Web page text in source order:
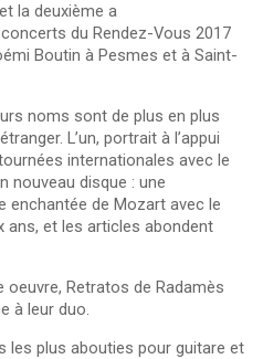
la deuxième a
du Rendez-Vous 2017
Boutin à Pesmes et à Saint-
noms sont de plus en plus
L’un, portrait à l’appui
internationales avec le
nouveau disque : une
enchantée de Mozart avec le
ans, et les articles abondent
oeuvre, Retratos de Radamès
à leur duo.
les plus abouties pour guitare et